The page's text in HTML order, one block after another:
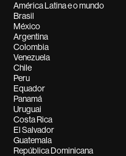
América Latina e o mundo
Brasil
México
Argentina
Colombia
Venezuela
Chile
Peru
Equador
Panamá
Uruguai
Costa Rica
El Salvador
Guatemala
República Dominicana